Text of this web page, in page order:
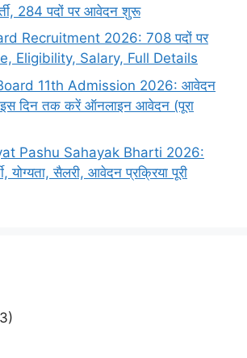
284 पदों पर आवेदन शुरू
Recruitment 2026: 708 पदों पर
Eligibility, Salary, Full Details
11th Admission 2026: आवेदन
इस दिन तक करें ऑनलाइन आवेदन (पूरा
Pashu Sahayak Bharti 2026:
योग्यता, सैलरी, आवेदन प्रक्रिया पूरी